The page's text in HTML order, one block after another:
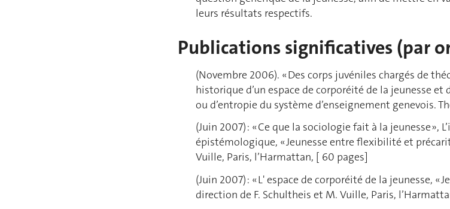
leurs résultats respectifs.
Publications significatives (par
(Novembre 2006). « Des corps juvéniles chargés de
historique d’un espace de corporéité de la jeunesse
ou d’entropie du système d’enseignement genevois.
(Juin 2007) : « Ce que la sociologie fait à la jeunesse »,
épistémologique, « Jeunesse entre flexibilité et
Vuille, Paris, l’Harmattan, [ 60 pages]
(Juin 2007) : « L' espace de corporéité de la jeunesse,
direction de F. Schultheis et M. Vuille, Paris,